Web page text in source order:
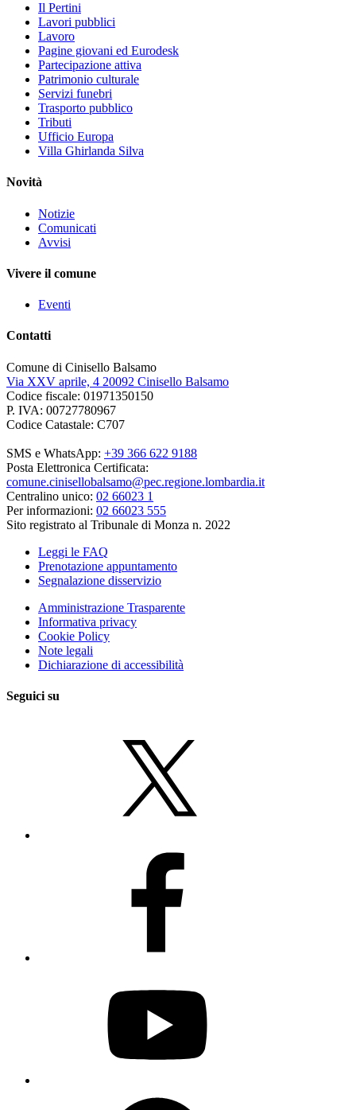
Il Pertini
Lavori pubblici
Lavoro
Pagine giovani ed Eurodesk
Partecipazione attiva
Patrimonio culturale
Servizi funebri
Trasporto pubblico
Tributi
Ufficio Europa
Villa Ghirlanda Silva
Novità
Notizie
Comunicati
Avvisi
Vivere il comune
Eventi
Contatti
Comune di Cinisello Balsamo
Via XXV aprile, 4 20092 Cinisello Balsamo
Codice fiscale: 01971350150
P. IVA: 00727780967
Codice Catastale: C707
SMS e WhatsApp: +39 366 622 9188
Posta Elettronica Certificata:
comune.cinisellobalsamo@pec.regione.lombardia.it
Centralino unico: 02 66023 1
Per informazioni: 02 66023 555
Sito registrato al Tribunale di Monza n. 2022
Leggi le FAQ
Prenotazione appuntamento
Segnalazione disservizio
Amministrazione Trasparente
Informativa privacy
Cookie Policy
Note legali
Dichiarazione di accessibilità
Seguici su